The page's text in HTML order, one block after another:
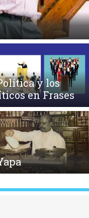
y los
en Frases